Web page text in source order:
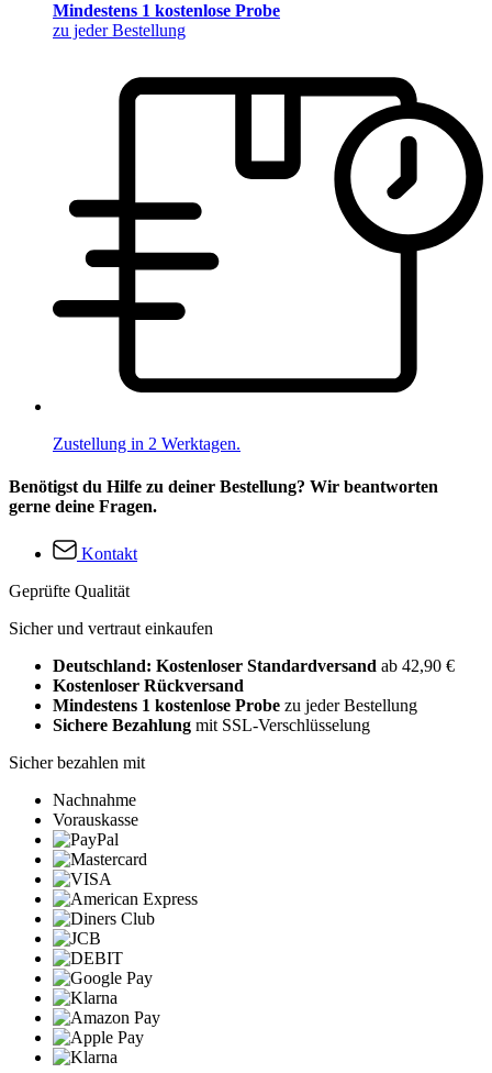
Mindestens 1 kostenlose Probe
zu jeder Bestellung
Zustellung in 2 Werktagen.
Benötigst du Hilfe zu deiner Bestellung? Wir beantworten
gerne deine Fragen.
Kontakt
Geprüfte Qualität
Sicher und vertraut einkaufen
Deutschland: Kostenloser Standardversand ab 42,90 €
Kostenloser Rückversand
Mindestens 1 kostenlose Probe zu jeder Bestellung
Sichere Bezahlung mit SSL-Verschlüsselung
Sicher bezahlen mit
Nachnahme
Vorauskasse